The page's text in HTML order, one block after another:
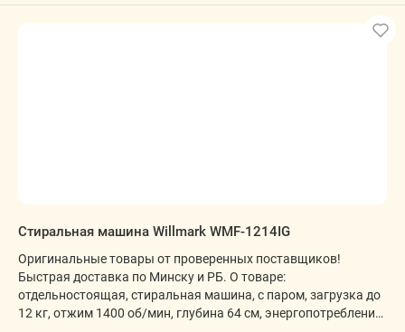
Стиральная машина Willmark WMF-1214IG
Оригинальные товары от проверенных поставщиков!
Быстрая доставка по Минску и РБ. О товаре:
отдельностоящая, стиральная машина, с паром, загрузка до
12 кг, отжим 1400 об/мин, глубина 64 см, энергопотребление